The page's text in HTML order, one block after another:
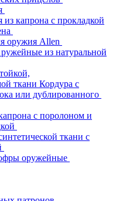
капрона с прокладкой
оружия Allen
из натуральной
ткани Кордура с
или дублированного
с поролоном и
ткани с
оружейные